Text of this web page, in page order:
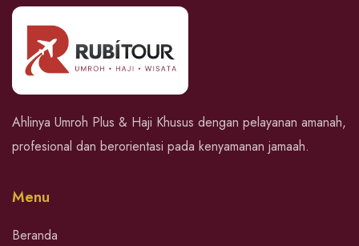
Ahlinya Umroh Plus & Haji Khusus dengan pelayanan amanah,
profesional dan berorientasi pada kenyamanan jamaah.
Menu
Beranda